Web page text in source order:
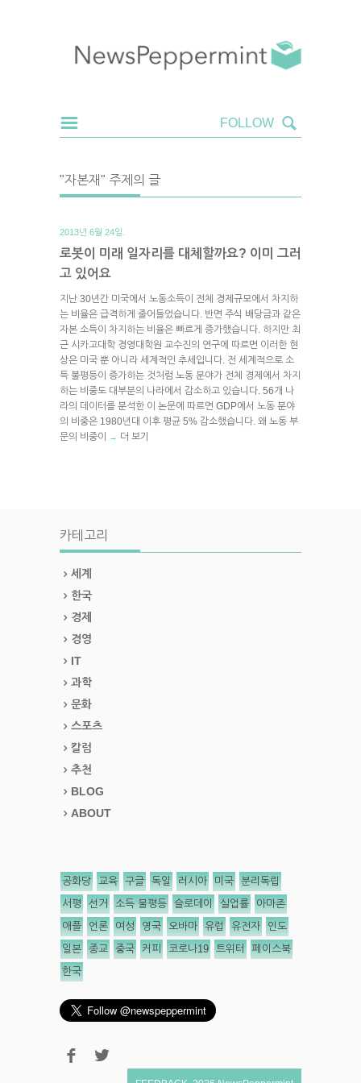
"자본재" 주제의 글
2013년 6월 24일.
로봇이 미래 일자리를 대체할까요? 이미 그러
고 있어요
지난 30년간 미국에서 노동소득이 전체 경제규모에서 차지하
는 비율은 급격하게 줄어들었습니다. 반면 주식 배당금과 같은
자본 소득이 차지하는 비율은 빠르게 증가했습니다. 하지만 최
근 시카고대학 경영대학원 교수진의 연구에 따르면 이러한 현
상은 미국 뿐 아니라 세계적인 추세입니다. 전 세계적으로 소
득 불평등이 증가하는 것처럼 노동 분야가 전체 경제에서 차지
하는 비중도 대부분의 나라에서 감소하고 있습니다. 56개 나
라의 데이터를 분석한 이 논문에 따르면 GDP에서 노동 분야
의 비중은 1980년대 이후 평균 5% 감소했습니다. 왜 노동 부
문의 비중이
→ 더 보기
카테고리
세계
한국
경제
경영
IT
과학
문화
스포츠
칼럼
추천
BLOG
ABOUT
공화당 교육 구글 독일 러시아 미국 분리독립
서평 선거 소득 불평등 슬로데이 실업률 아마존
애플 언론 여성 영국 오바마 유럽 유전자 인도
일본 종교 중국 커피 코로나19 트위터 페이스북
한국